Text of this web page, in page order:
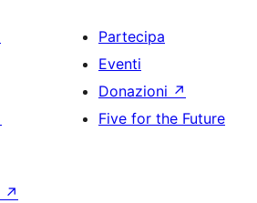
Partecipa
Eventi
Donazioni ↗
Five for the Future
↗